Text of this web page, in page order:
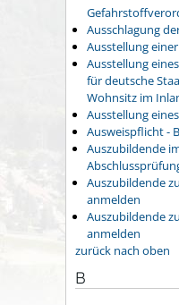
Ausschlagung
Ausstellung
Ausstellung
für deutsche
Wohnsitz im
Ausstellung
Ausweispflicht -
Auszubildende
Auszubildende
anmelden
Auszubildende
anmelden
zurück nach oben
B